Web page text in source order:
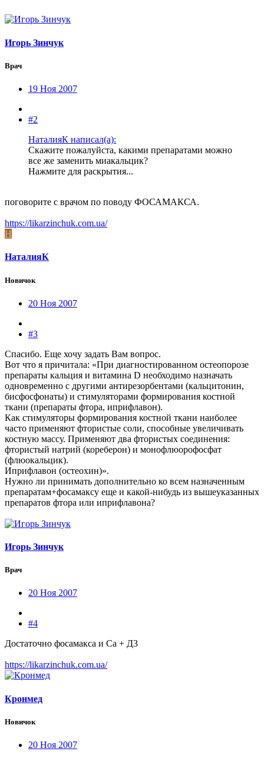
Игорь Зинчук
Врач
19 Ноя 2007
#2
НаталияК написал(а):
Скажите пожалуйста, какими препаратами можно
все же заменить миакальцик?
Нажмите для раскрытия...
поговорите с врачом по поводу ФОСАМАКСА.
https://likarzinchuk.com.ua/
Н
НаталияК
Новичок
20 Ноя 2007
#3
Спасибо. Еще хочу задать Вам вопрос.
Вот что я причитала: «При диагностированном остеопорозе
препараты кальция и витамина D необходимо назначать
одновременно с другими антирезорбентами (кальцитонин,
бисфосфонаты) и стимуляторами формирования костной
ткани (препараты фтора, иприфлавон).
Как стимуляторы формирования костной ткани наиболее
часто применяют фтористые соли, способные увеличивать
костную массу. Применяют два фтористых соединения:
фтористый натрий (кореберон) и монофлюорофосфат
(флюокальцик).
Иприфлавон (остеохин)».
Нужно ли принимать дополнительно ко всем назначенным
препаратам+фосамаксу еще и какой-нибудь из вышеуказанных
препаратов фтора или иприфлавона?
Игорь Зинчук
Врач
20 Ноя 2007
#4
Достаточно фосамакса и Са + Д3
https://likarzinchuk.com.ua/
Кронмед
Новичок
20 Ноя 2007